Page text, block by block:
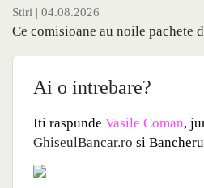
Stiri | 04.08.2026
Ce comisioane au noile pachete
Ai o intrebare?
Iti raspunde Vasile Coman,
GhiseulBancar.ro si